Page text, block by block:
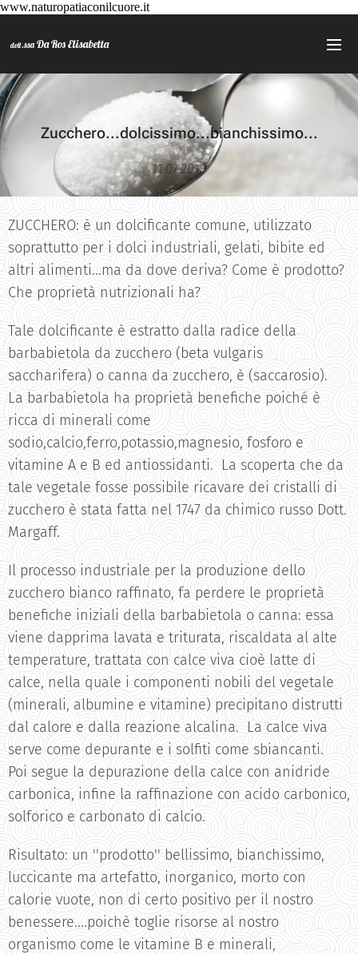
www.naturopatiaconilcuore.it
dott.ssa Da Ros Elisabetta
Zucchero...dolcissimo...bianchissimo...
11.07.2019
ZUCCHERO: è un dolcificante comune, utilizzato
soprattutto per i dolci industriali, gelati, bibite ed
altri alimenti...ma da dove deriva? Come è prodotto?
Che proprietà nutrizionali ha?
Tale dolcificante è estratto dalla radice della
barbabietola da zucchero (beta vulgaris
saccharifera) o canna da zucchero, è (saccarosio).
La barbabietola ha proprietà benefiche poiché è
ricca di minerali come
sodio,calcio,ferro,potassio,magnesio, fosforo e
vitamine A e B ed antiossidanti. La scoperta che da
tale vegetale fosse possibile ricavare dei cristalli di
zucchero è stata fatta nel 1747 da chimico russo Dott.
Margaff.
Il processo industriale per la produzione dello
zucchero bianco raffinato, fa perdere le proprietà
benefiche iniziali della barbabietola o canna: essa
viene dapprima lavata e triturata, riscaldata al alte
temperature, trattata con calce viva cioè latte di
calce, nella quale i componenti nobili del vegetale
(minerali, albumine e vitamine) precipitano distrutti
dal calore e dalla reazione alcalina. La calce viva
serve come depurante e i solfiti come sbiancanti.
Poi segue la depurazione della calce con anidride
carbonica, infine la raffinazione con acido carbonico,
solforico e carbonato di calcio.
Risultato: un ''prodotto'' bellissimo, bianchissimo,
luccicante ma artefatto, inorganico, morto con
calorie vuote, non di certo positivo per il nostro
benessere....poichè toglie risorse al nostro
organismo come le vitamine B e minerali,